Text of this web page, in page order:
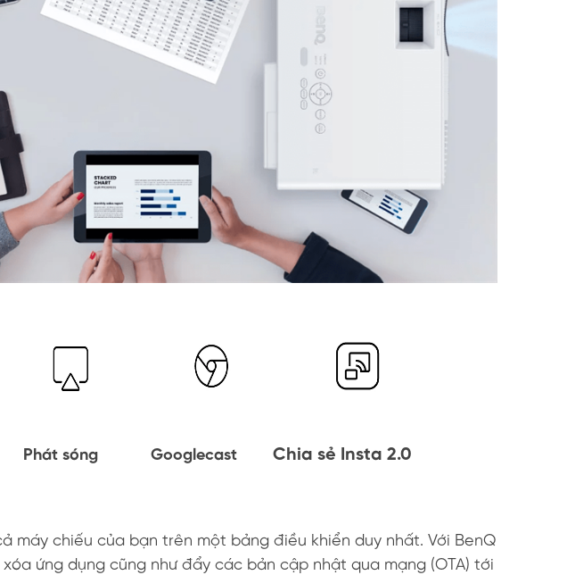
Phát sóng Googlecast Chia sẻ Insta 2.0
máy chiếu của bạn trên một bảng điều khiển duy nhất. Với BenQ
ứng dụng cũng như đẩy các bản cập nhật qua mạng (OTA) tới